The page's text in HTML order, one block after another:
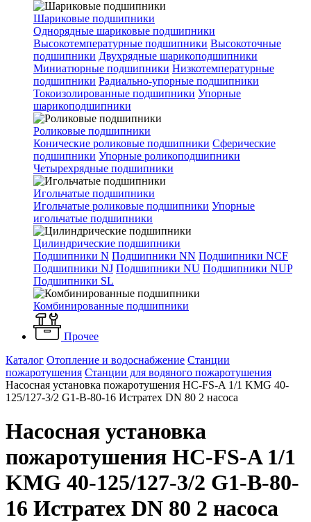
Шариковые подшипники
Однорядные шариковые подшипники
Высокотемпературные подшипники Высокоточные
подшипники Двухрядные шарикоподшипники
Миниатюрные подшипники Низкотемпературные
подшипники Радиально-упорные подшипники
Токоизолированные подшипники Упорные
шарикоподшипники
Роликовые подшипники
Конические роликовые подшипники Сферические
подшипники Упорные роликоподшипники
Четырехрядные подшипники
Игольчатые подшипники
Игольчатые роликовые подшипники Упорные
игольчатые подшипники
Цилиндрические подшипники
Подшипники N Подшипники NN Подшипники NCF
Подшипники NJ Подшипники NU Подшипники NUP
Подшипники SL
Комбинированные подшипники
Прочее
Каталог Отопление и водоснабжение Станции
пожаротушения Станции для водяного пожаротушения
Насосная установка пожаротушения HC-FS-A 1/1 KMG 40-
125/127-3/2 G1-B-80-16 Истратех DN 80 2 насоса
Насосная установка
пожаротушения HC-FS-A 1/1
KMG 40-125/127-3/2 G1-B-80-
16 Истратех DN 80 2 насоса